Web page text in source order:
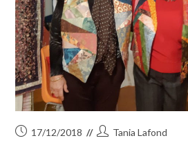
Publication
17/12/2018
Auteur/autrice
Tania Lafond